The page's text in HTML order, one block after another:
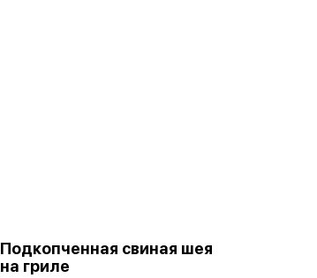
Подкопченная свиная шея
на гриле